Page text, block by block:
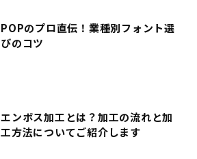
POPのプロ直伝！業種別フォント選
びのコツ
エンボス加工とは？加工の流れと加
工方法についてご紹介します